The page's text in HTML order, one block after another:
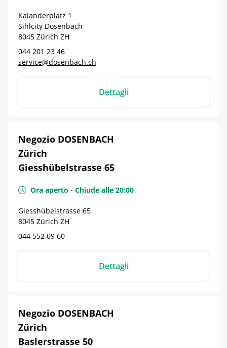
Kalanderplatz 1
Sihlcity Dosenbach
8045 Zürich ZH
044 201 23 46
service@dosenbach.ch
Dettagli
Negozio DOSENBACH
Zürich
Giesshübelstrasse 65
Ora aperto - Chiude alle 20:00
Giesshübelstrasse 65
8045 Zürich ZH
044 552 09 60
Dettagli
Negozio DOSENBACH
Zürich
Baslerstrasse 50